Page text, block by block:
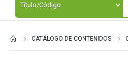
CATÁLOGO DE CONTENIDOS